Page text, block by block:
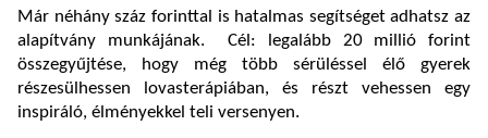
Már néhány száz forinttal is hatalmas segítséget adhatsz az
alapítvány munkájának. Cél: legalább 20 millió forint
összegyűjtése, hogy még több sérüléssel élő gyerek
részesülhessen lovasterápiában, és részt vehessen egy
inspiráló, élményekkel teli versenyen.